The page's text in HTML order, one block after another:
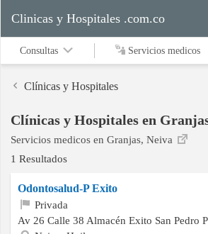
medicos
Ciudades
Clinicas y Hospitales .com.co
Consultas Servicios medicos
Clínicas y Hospitales
Clínicas y Hospitales en
Servicios medicos en Granjas, Neiva
1 Resultados
Odontosalud-P Exito
Privada
Av 26 Calle 38 Almacén Exito San Pedro